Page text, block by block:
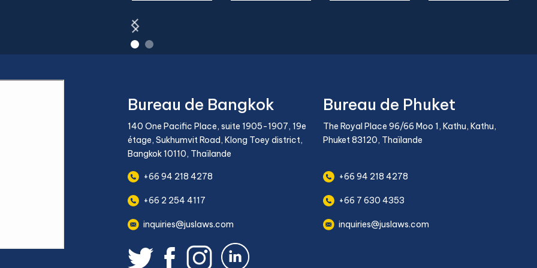
Bureau de Bangkok
140 One Pacific Place, suite 1905-1907, 19e
étage, Sukhumvit Road, Klong Toey district,
Bangkok 10110, Thaïlande
+66 94 218 4278
+66 2 254 4117
inquiries@juslaws.com
Bureau de Phuket
The Royal Place 96/66 Moo 1, Kathu, Kathu,
Phuket 83120, Thaïlande
+66 94 218 4278
+66 7 630 4353
inquiries@juslaws.com